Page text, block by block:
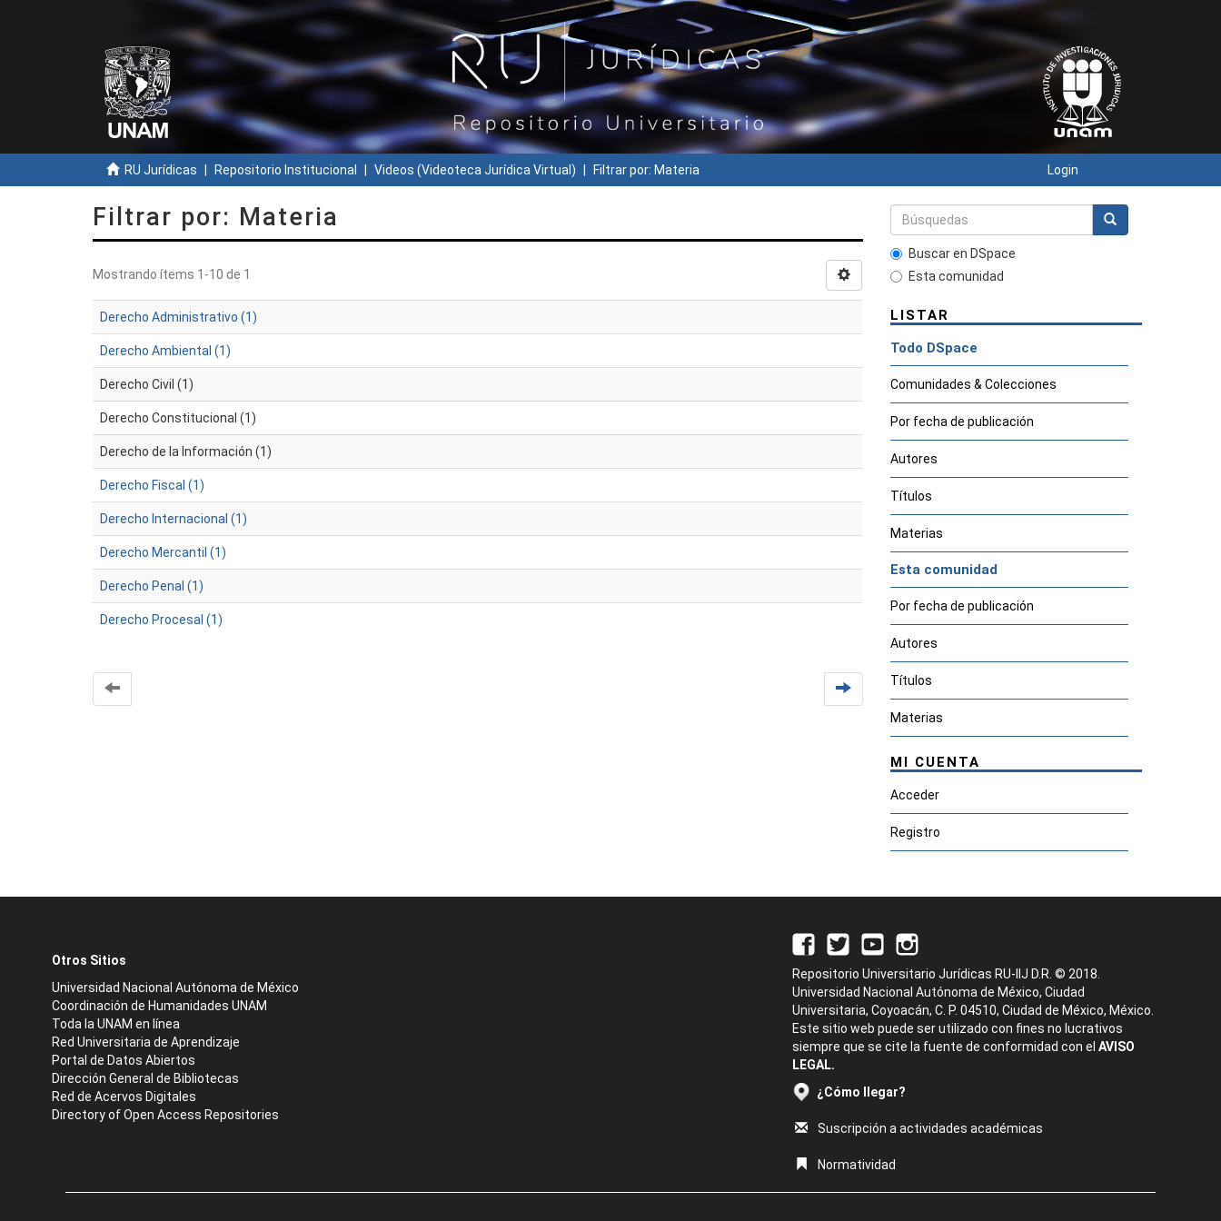
RU Jurídicas Repositorio Institucional Videos (Videoteca Jurídica Virtual) Filtrar por: Materia Login
Filtrar por: Materia
Mostrando ítems 1-10 de 1
Derecho Administrativo (1)
Derecho Ambiental (1)
Derecho Civil (1)
Derecho Constitucional (1)
Derecho de la Información (1)
Derecho Fiscal (1)
Derecho Internacional (1)
Derecho Mercantil (1)
Derecho Penal (1)
Derecho Procesal (1)
Buscar en DSpace
Esta comunidad
LISTAR
Todo DSpace
Comunidades & Colecciones
Por fecha de publicación
Autores
Títulos
Materias
Esta comunidad
Por fecha de publicación
Autores
Títulos
Materias
MI CUENTA
Acceder
Registro
Otros Sitios
Universidad Nacional Autónoma de México
Coordinación de Humanidades UNAM
Toda la UNAM en línea
Red Universitaria de Aprendizaje
Portal de Datos Abiertos
Dirección General de Bibliotecas
Red de Acervos Digitales
Directory of Open Access Repositories
Repositorio Universitario Jurídicas RU-IIJ D.R. © 2018.
Universidad Nacional Autónoma de México, Ciudad
Universitaria, Coyoacán, C. P. 04510, Ciudad de México, México.
Este sitio web puede ser utilizado con fines no lucrativos
siempre que se cite la fuente de conformidad con el AVISO
LEGAL.
¿Cómo llegar?
Suscripción a actividades académicas
Normatividad